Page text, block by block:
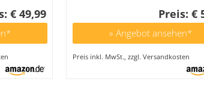
€ 49,99
Gastro – Schwarz Bistroni
Preis: €
» Angebot ansehen*
Preis inkl. MwSt., zzgl. Versandkosten